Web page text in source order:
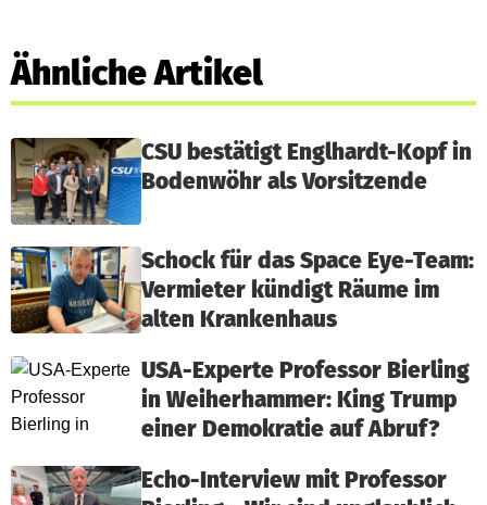
Ähnliche Artikel
CSU bestätigt Englhardt-Kopf in
Bodenwöhr als Vorsitzende
Schock für das Space Eye-Team:
Vermieter kündigt Räume im
alten Krankenhaus
USA-Experte Professor Bierling
in Weiherhammer: King Trump
einer Demokratie auf Abruf?
Echo-Interview mit Professor